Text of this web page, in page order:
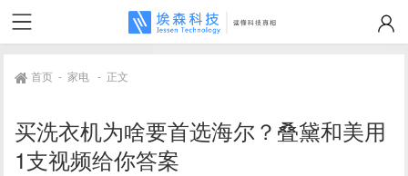
首页 -家电 - 正文
买洗衣机为啥要首选海尔？叠黛和美用
1支视频给你答案